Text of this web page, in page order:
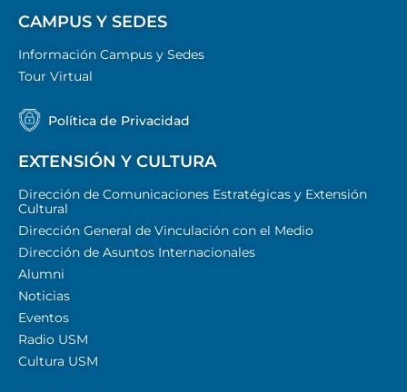
CAMPUS Y SEDES
Información Campus y Sedes
Tour Virtual
Política de Privacidad
EXTENSIÓN Y CULTURA
Dirección de Comunicaciones Estratégicas y Extensión
Cultural
Dirección General de Vinculación con el Medio
Dirección de Asuntos Internacionales
Alumni
Noticias
Eventos
Radio USM
Cultura USM